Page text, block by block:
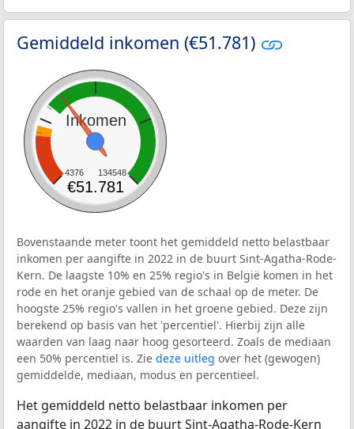
Gemiddeld inkomen (€51.781)
Inkomen
4376 134548
€51.781
Bovenstaande meter toont het gemiddeld netto belastbaar
inkomen per aangifte in 2022 in de buurt Sint-Agatha-Rode-
Kern. De laagste 10% en 25% regio's in België komen in het
rode en het oranje gebied van de schaal op de meter. De
hoogste 25% regio's vallen in het groene gebied. Deze zijn
berekend op basis van het 'percentiel'. Hierbij zijn alle
waarden van laag naar hoog gesorteerd. Zoals de mediaan
een 50% percentiel is. Zie deze uitleg over het (gewogen)
gemiddelde, mediaan, modus en percentieel.
Het gemiddeld netto belastbaar inkomen per
aangifte in 2022 in de buurt Sint-Agatha-Rode-Kern